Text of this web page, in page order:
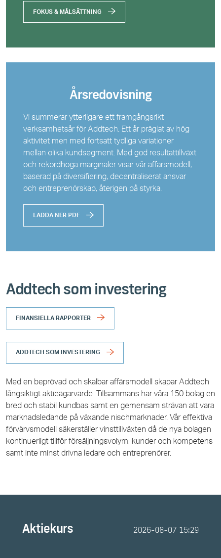
FOKUS & MÅLSÄTTNING
Årsredovisning
Vi summerar ytterligare ett framgångsrikt
verksamhetsår för Addtech. Ett år präglat av hög
aktivitet men med fortsatt tydliga variationer
mellan olika kundsegment. Med god resultattillväxt
och rekordhöga marginaler visar vår affärsmodell,
baserad på diversifiering, decentraliserat ansvar
och entreprenörskap, återigen på styrka.
LADDA NER PDF
Addtech som investering
FINANSIELLA RAPPORTER
ADDTECH SOM INVESTERING
Med en beprövad och skalbar affärsmodell skapar Addtech
långsiktigt aktieägarvärde. Tillsammans har våra 150 bolag en
bred och stabil kundbas samt en gemensam strävan att vara
marknadsledande på växande nischmarknader. Vår effektiva
förvärvsmodell säkerställer vinsttillväxten då de nya bolagen
kontinuerligt tillför försäljningsvolym, kunder och kompetens
samt inte minst drivna ledare och entreprenörer.
Aktiekurs 2026-08-07 15:29